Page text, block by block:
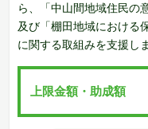
ら、「中山間地域住民の
及び「棚田地域における
に関する取組みを支援し
上限金額・助成額